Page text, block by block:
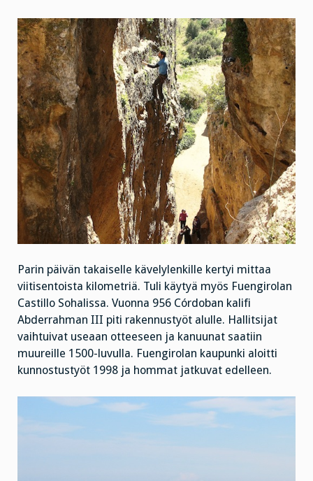
Parin päivän takaiselle kävelylenkille kertyi mittaa
viitisentoista kilometriä. Tuli käytyä myös Fuengirolan
Castillo Sohalissa. Vuonna 956 Córdoban kalifi
Abderrahman III piti rakennustyöt alulle. Hallitsijat
vaihtuivat useaan otteeseen ja kanuunat saatiin
muureille 1500-luvulla. Fuengirolan kaupunki aloitti
kunnostustyöt 1998 ja hommat jatkuvat edelleen.